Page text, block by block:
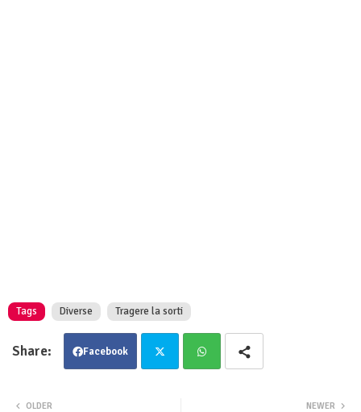
Tags Diverse Tragere la sorti
Facebook
NEWER
OLDER